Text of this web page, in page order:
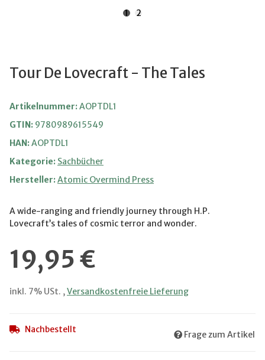
1 2
Tour De Lovecraft - The Tales
Artikelnummer:AOPTDL1
GTIN: 9780989615549
HAN:AOPTDL1
Kategorie: Sachbücher
Hersteller:Atomic Overmind Press
A wide-ranging and friendly journey through H.P.
Lovecraft’s tales of cosmic terror and wonder.
19,95 €
inkl. 7% USt. ,Versandkostenfreie Lieferung
Nachbestellt Frage zum Artikel